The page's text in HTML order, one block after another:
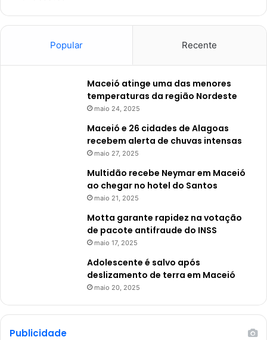
Popular Recente
Maceió atinge uma das menores
temperaturas da região Nordeste
maio 24, 2025
Maceió e 26 cidades de Alagoas
recebem alerta de chuvas intensas
maio 27, 2025
Multidão recebe Neymar em Maceió
ao chegar no hotel do Santos
maio 21, 2025
Motta garante rapidez na votação
de pacote antifraude do INSS
maio 17, 2025
Adolescente é salvo após
deslizamento de terra em Maceió
maio 20, 2025
Publicidade